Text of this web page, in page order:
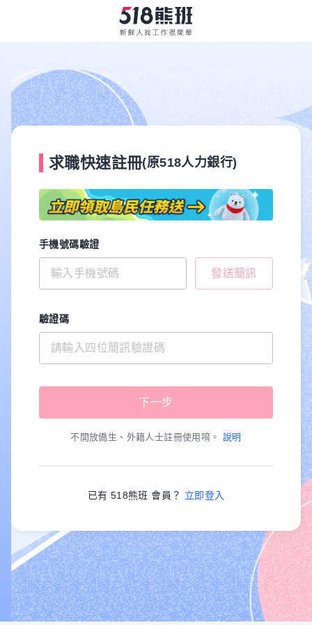
求職快速註冊(原518人力銀行)
手機號碼驗證
發送簡訊
驗證碼
不開放僑生、外籍人士註冊使用唷。 說明
已有 518熊班 會員？ 立即登入